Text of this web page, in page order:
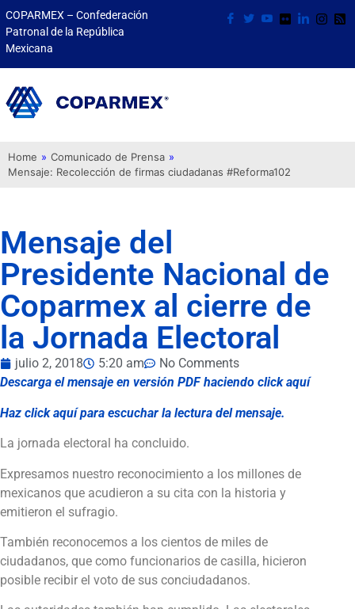
COPARMEX – Confederación
Patronal de la República
Mexicana
Home » Comunicado de Prensa »
Mensaje: Recolección de firmas ciudadanas #Reforma102
Mensaje del
Presidente Nacional de
Coparmex al cierre de
la Jornada Electoral
julio 2, 2018 5:20 am
No Comments
Descarga el mensaje en versión PDF haciendo click aquí
Haz click aquí para escuchar la lectura del mensaje.
La jornada electoral ha concluido.
Expresamos nuestro reconocimiento a los millones de
mexicanos que acudieron a su cita con la historia y
emitieron el sufragio.
También reconocemos a los cientos de miles de
ciudadanos, que como funcionarios de casilla, hicieron
posible recibir el voto de sus conciudadanos.